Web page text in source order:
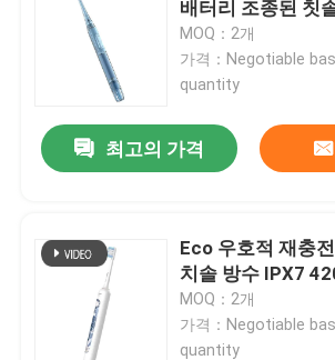
배터리 조종된 칫
MOQ：2개
가격：Negotiable
quantity
최고의 가격
Eco 우호적 재충
치솔 방수 IPX7
MOQ：2개
가격：Negotiable
quantity